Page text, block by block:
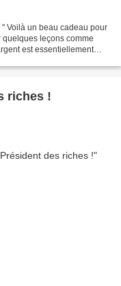
Voilà un beau cadeau pour
quelques leçons comme
est essentiellement
riches !